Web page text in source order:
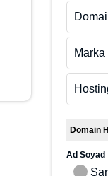
Marka
Domain
Ad Soyad